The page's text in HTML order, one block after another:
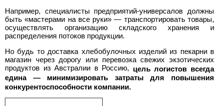
Например, специалисты предприятий-универсалов должны
быть «мастерами на все руки» — транспортировать товары,
осуществлять организацию складского хранения и
распределения потоков продукции.
Но будь то доставка хлебобулочных изделий из пекарни в
магазин через дорогу или перевозка свежих экзотических
продуктов из Австралии в Россию, цель логистов всегда
едина — минимизировать затраты для повышения
конкурентоспособности компании.